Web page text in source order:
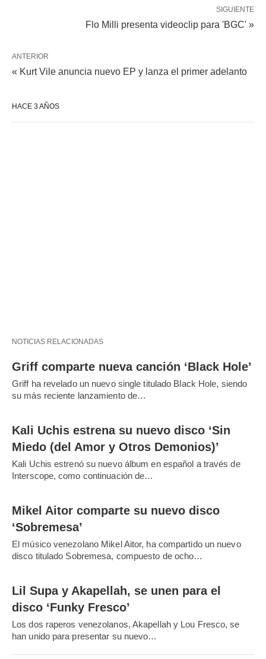
SIGUIENTE
Flo Milli presenta videoclip para 'BGC' »
ANTERIOR
« Kurt Vile anuncia nuevo EP y lanza el primer adelanto
HACE 3 AÑOS
NOTICIAS RELACIONADAS
Griff comparte nueva canción ‘Black Hole’
Griff ha revelado un nuevo single titulado Black Hole, siendo
su más reciente lanzamiento de…
Kali Uchis estrena su nuevo disco ‘Sin
Miedo (del Amor y Otros Demonios)’
Kali Uchis estrenó su nuevo álbum en español a través de
Interscope, como continuación de…
Mikel Aitor comparte su nuevo disco
‘Sobremesa’
El músico venezolano Mikel Aitor, ha compartido un nuevo
disco titulado Sobremesa, compuesto de ocho…
Lil Supa y Akapellah, se unen para el
disco ‘Funky Fresco’
Los dos raperos venezolanos, Akapellah y Lou Fresco, se
han unido para presentar su nuevo…